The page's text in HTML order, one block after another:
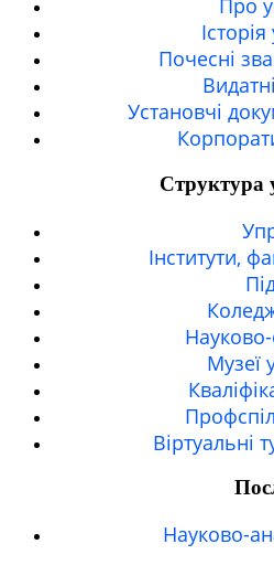
Про
Почесні
Установчі
Структура
Інститути,
Науково-
Музеї
Віртуальні
Науково-